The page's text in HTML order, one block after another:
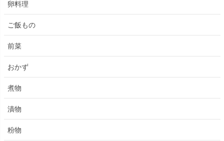
卵料理
ご飯もの
前菜
おかず
煮物
漬物
粉物